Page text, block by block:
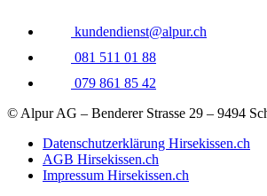
kundendienst@alpur.ch
081 511 01 88
079 861 85 42
© Alpur AG – Benderer Strasse 29 – 9494
Datenschutzerklärung Hirsekissen.ch
AGB Hirsekissen.ch
Impressum Hirsekissen.ch